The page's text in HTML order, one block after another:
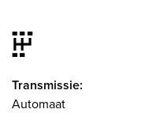
Transmissie:
Automaat